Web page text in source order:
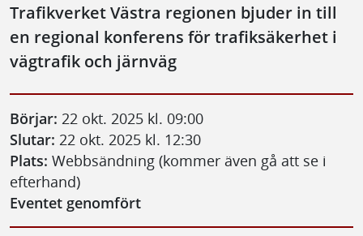
Trafikverket Västra regionen bjuder in till
en regional konferens för trafiksäkerhet i
vägtrafik och järnväg
Börjar: 22 okt. 2025 kl. 09:00
Slutar: 22 okt. 2025 kl. 12:30
Plats: Webbsändning (kommer även gå att se i
efterhand)
Eventet genomfört